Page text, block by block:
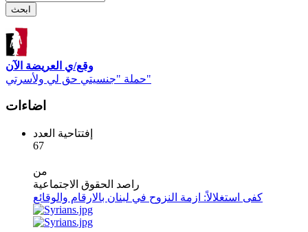
وقع/ي العريضة الآن
حملة "جنسيتي حق لي ولأسرتي"
اضاءات
إفتتاحية العدد
67
من
راصد الحقوق الاجتماعية
كفى استغلالاً: ازمة النزوح في لبنان بالارقام والوقائع